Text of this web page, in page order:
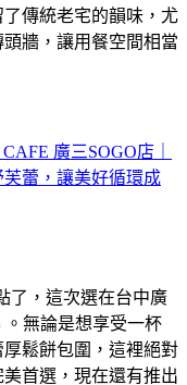
傳統老宅的韻味，尤
牆，讓用餐空間相當
廣三SOGO店｜
蕾，讓美好循環成
了，這次選在台中廣
。無論是想享受一杯
鬆餅包圍，這裡絕對
首選，現在還有推出